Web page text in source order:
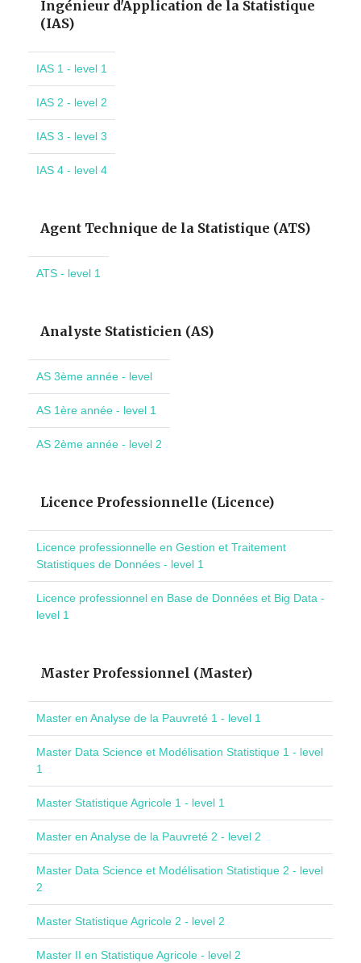
Ingénieur d'Application de la Statistique
(IAS)
IAS 1 - level 1
IAS 2 - level 2
IAS 3 - level 3
IAS 4 - level 4
Agent Technique de la Statistique (ATS)
ATS - level 1
Analyste Statisticien (AS)
AS 3ème année - level
AS 1ère année - level 1
AS 2ème année - level 2
Licence Professionnelle (Licence)
Licence professionnelle en Gestion et Traitement
Statistiques de Données - level 1
Licence professionnel en Base de Données et Big Data -
level 1
Master Professionnel (Master)
Master en Analyse de la Pauvreté 1 - level 1
Master Data Science et Modélisation Statistique 1 - level
1
Master Statistique Agricole 1 - level 1
Master en Analyse de la Pauvreté 2 - level 2
Master Data Science et Modélisation Statistique 2 - level
2
Master Statistique Agricole 2 - level 2
Master II en Statistique Agricole - level 2